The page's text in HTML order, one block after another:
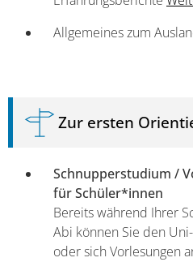
Allgemeines zum
Zur ersten
Schnupperstudium /
für Schüler*innen
Bereits während Ihrer
Abi können Sie den
oder sich Vorlesungen